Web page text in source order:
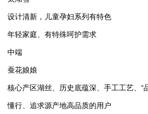
设计清新，儿童孕妇系列有特色
年轻家庭、有特殊呵护需求
中端
蚕花娘娘
核心产区湖丝、历史底蕴深、手工工艺、“
懂行、追求源产地高品质的用户